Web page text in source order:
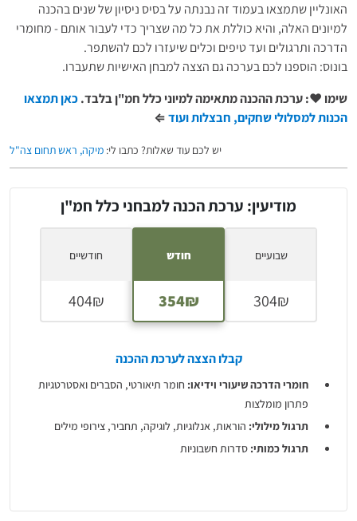
האונליין שתמצאו בעמוד זה נבנתה על בסיס ניסיון של שנים בהכנה
למיונים האלה, והיא כוללת את כל מה שצריך כדי לעבור אותם - מחומרי
הדרכה ותרגולים ועד טיפים וכלים שיעזרו לכם להשתפר.
בונוס: הוספנו לכם בערכה גם הצצה למבחן האישיות שתעברו.
שימו ♥: ערכת ההכנה מתאימה למיוני כלל חמ"ן בלבד.כאן תמצאו
הכנות למסלולי שחקים, חבצלות ועוד⇐
יש לכם עוד שאלות? כתבו לי: מיקה, ראש תחום צה"ל
מודיעין: ערכת הכנה למבחני כלל חמ"ן
שבועיים חודש
‏354₪
חודשיים
קבלו הצצה לערכת ההכנה
חומרי הדרכה שיעורי וידיאו: חומר תיאורטי, הסברים ואסטרטגיות
פתרון מומלצות
תרגול מילולי: הוראות, אנלוגיות, לוגיקה, תחביר, צירופי מילים
תרגול כמותי: סדרות חשבוניות
תרגול חשיבה מרחבית:תיבות, צורות פרוסות, קוביות, צורות בסבך